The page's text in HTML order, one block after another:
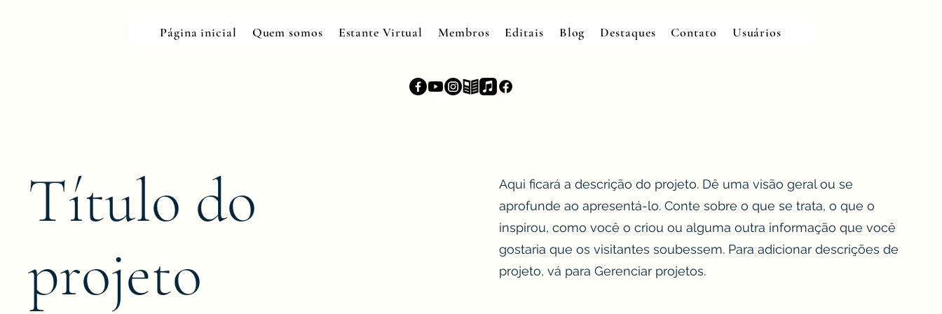
Página inicial Quem somos Estante Virtual Membros Editais Blog Destaques Contato Usuários
Título do
projeto
Aqui ficará a descrição do projeto. Dê uma visão geral ou se
aprofunde ao apresentá-lo. Conte sobre o que se trata, o que o
inspirou, como você o criou ou alguma outra informação que você
gostaria que os visitantes soubessem. Para adicionar descrições de
projeto, vá para Gerenciar projetos.